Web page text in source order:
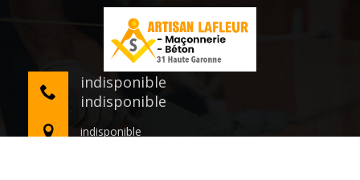
indisponible
indisponible
indisponible